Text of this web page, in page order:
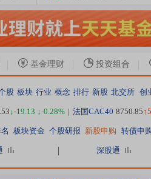
基金理财 投资组合
股 板块 行业 概念 排行 新股 北交所 创
↓-19.13 ↓-0.28% | 法国CAC40 8750.85
板块资金 个股研报 新股申购 转债申
深股通